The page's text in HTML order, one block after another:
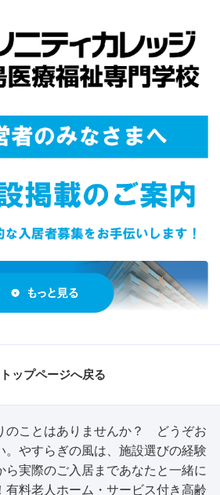
トップページへ戻る
のことはありませんか？ どうぞお
。やすらぎの風は、施設選びの経験
ら実際のご入居まであなたと一緒に
有料老人ホーム・サービス付き高齢